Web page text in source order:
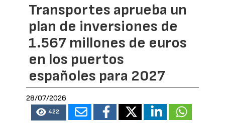
Transportes aprueba un
plan de inversiones de
1.567 millones de euros
en los puertos
españoles para 2027
28/07/2026
422